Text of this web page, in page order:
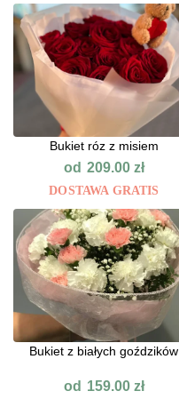
Bukiet róz z misiem
od 209.00 zł
DOSTAWA GRATIS
Bukiet z białych goździków
od 159.00 zł